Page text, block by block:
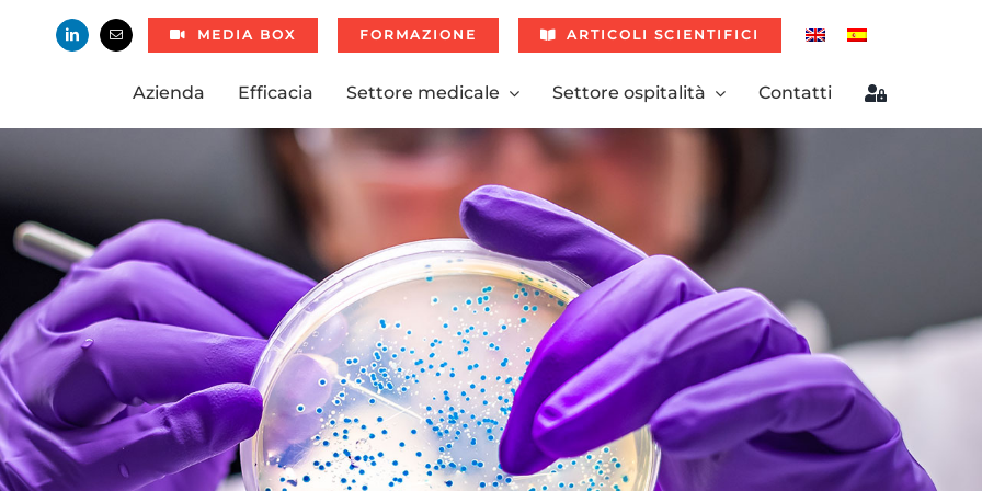
MEDIA BOX FORMAZIONE ARTICOLI SCIENTIFICI
Azienda Efficacia Settore medicale Settore ospitalità Contatti